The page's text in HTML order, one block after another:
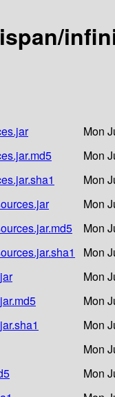
Mon
Mon
Mon
Mon
Mon
Mon
Mon
Mon
Mon
Mon
Mon